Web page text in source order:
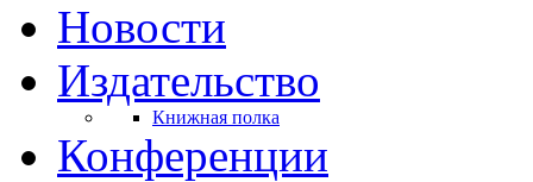
Новости
Издательство
Книжная полка
Конференции